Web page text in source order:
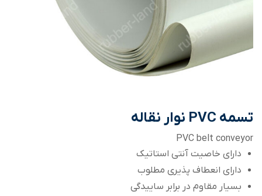
تسمه PVC نوار نقاله
PVC belt conveyor
دارای خاصیت آنتی استاتیک
دارای انعطاف پذیری مطلوب
بسیار مقاوم در برابر ساییدگی